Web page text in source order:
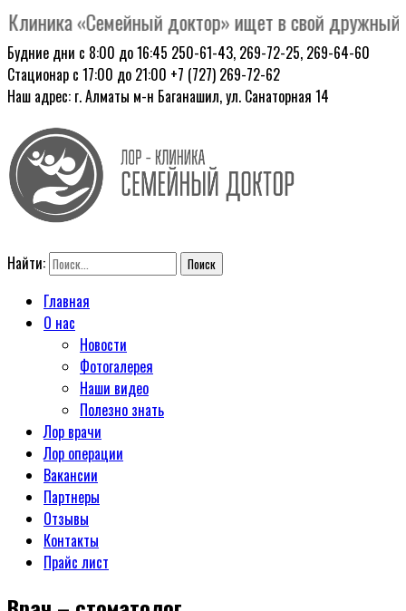
«Семейный доктор» ищет в свой дружный
Будние дни с 8:00 до 16:45 250-61-43, 269-72-25, 269-64-60
Стационар с 17:00 до 21:00 +7 (727) 269-72-62
Наш адрес: г. Алматы м-н Баганашил, ул. Санаторная 14
Найти:
Главная
О нас
Новости
Фотогалерея
Наши видео
Полезно знать
Лор врачи
Лор операции
Вакансии
Партнеры
Отзывы
Контакты
Прайс лист